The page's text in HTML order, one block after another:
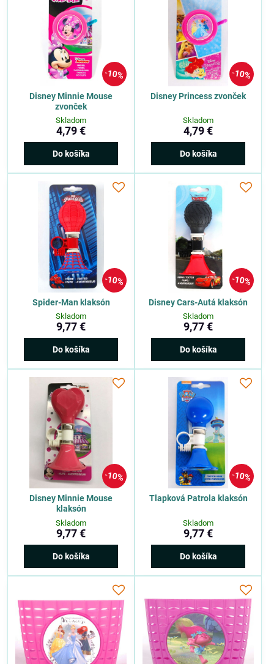
10%
Disney Minnie Mouse
zvonček
Skladom
4,79 €
Do košíka
10%
Disney Princess zvonček
Skladom
4,79 €
Do košíka
10%
Spider-Man klaksón
Skladom
9,77 €
Do košíka
10%
Disney Cars-Autá klaksón
Skladom
9,77 €
Do košíka
10%
Disney Minnie Mouse
klaksón
Skladom
9,77 €
Do košíka
10%
Tlapková Patrola klaksón
Skladom
9,77 €
Do košíka